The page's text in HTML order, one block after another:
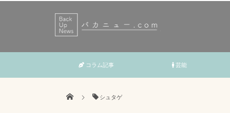
コラム記事 芸能
シュタゲ